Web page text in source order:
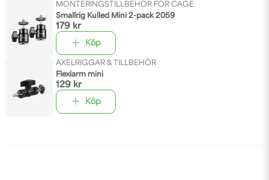
MONTERINGSTILLBEHÖR FÖR CAGE
Smallrig Kulled Mini 2-pack 2059
179 kr
Köp
AXELRIGGAR & TILLBEHÖR
Flexiarm mini
129 kr
Köp